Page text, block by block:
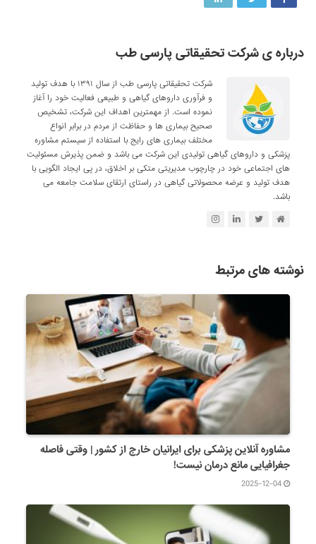
درباره ی شرکت تحقیقاتی پارسی طب
شرکت تحقیقاتی پارسی طب از سال ۱۳۹۱ با هدف تولید
و فرآوری داروهای گیاهی و طبیعی فعالیت خود را آغاز
نموده است. از مهمترین اهداف این شرکت، تشخیص
صحیح بیماری ها و حفاظت از مردم در برابر انواع
مختلف بیماری های رایج با استفاده از سیستم مشاوره
پزشکی و داروهای گیاهی تولیدی این شرکت می باشد و ضمن پذیرش مسئولیت
های اجتماعی خود در چارچوب مدیریتی متکی بر اخلاق، در پی ایجاد الگویی با
هدف تولید و عرضه محصولاتی گیاهی در راستای ارتقای سلامت جامعه می
باشد.
نوشته های مرتبط
مشاوره آنلاین پزشکی برای ایرانیان خارج از کشور | وقتی فاصله
جغرافیایی مانع درمان نیست!
2025-12-04